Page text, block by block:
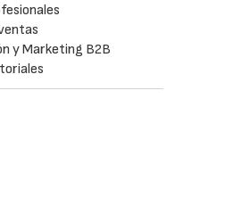
y Marketing B2B